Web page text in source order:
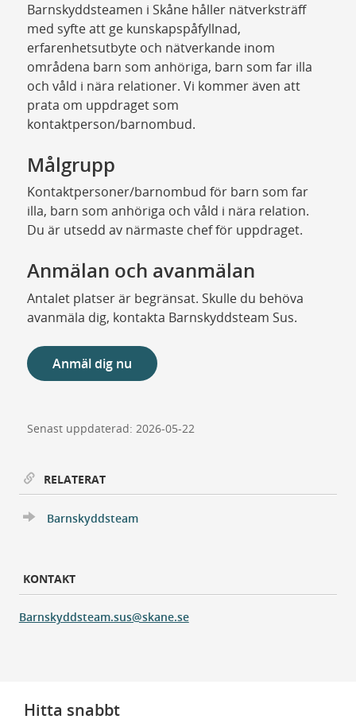
Barnskyddsteamen i Skåne håller nätverksträff
med syfte att ge kunskapspåfyllnad,
erfarenhetsutbyte och nätverkande inom
områdena barn som anhöriga, barn som far illa
och våld i nära relationer. Vi kommer även att
prata om uppdraget som
kontaktperson/barnombud.
Målgrupp
Kontaktpersoner/barnombud för barn som far
illa, barn som anhöriga och våld i nära relation.
Du är utsedd av närmaste chef för uppdraget.
Anmälan och avanmälan
Antalet platser är begränsat. Skulle du behöva
avanmäla dig, kontakta Barnskyddsteam Sus.
Anmäl dig nu
Senast uppdaterad: 2026-05-22
RELATERAT
Barnskyddsteam
KONTAKT
Barnskyddsteam.sus@skane.se
Hitta snabbt